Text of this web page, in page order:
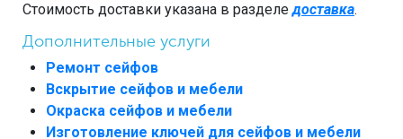
Стоимость доставки указана в разделедоставка.
Дополнительные услуги
Ремонт сейфов
Вскрытие сейфов и мебели
Окраска сейфов и мебели
Изготовление ключей для сейфов и мебели